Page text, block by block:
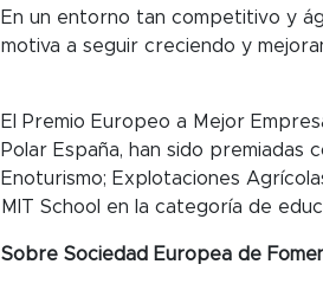
En un entorno tan competitivo y
motiva a seguir creciendo y
El Premio Europeo a Mejor
Polar España, han sido premiadas
Enoturismo; Explotaciones
MIT School en la categoría de
Sobre Sociedad Europea de